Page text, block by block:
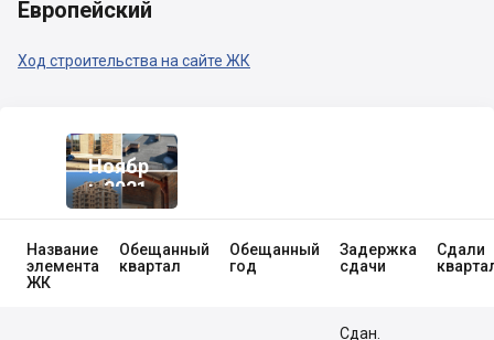
Европейский
Ход строительства на сайте ЖК
Ноябр
Ь 2021
Название
элемента
ЖК
Обещанный
квартал
Обещанный
год
Задержка
сдачи
Сдали
Сдан.